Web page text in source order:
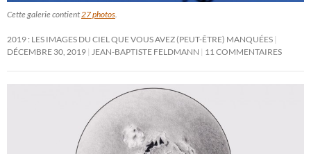
Cette galerie contient27 photos.
2019 : LES IMAGES DU CIEL QUE VOUS AVEZ (PEUT-ÊTRE) MANQUÉES
DÉCEMBRE 30, 2019 JEAN-BAPTISTE FELDMANN 11 COMMENTAIRES